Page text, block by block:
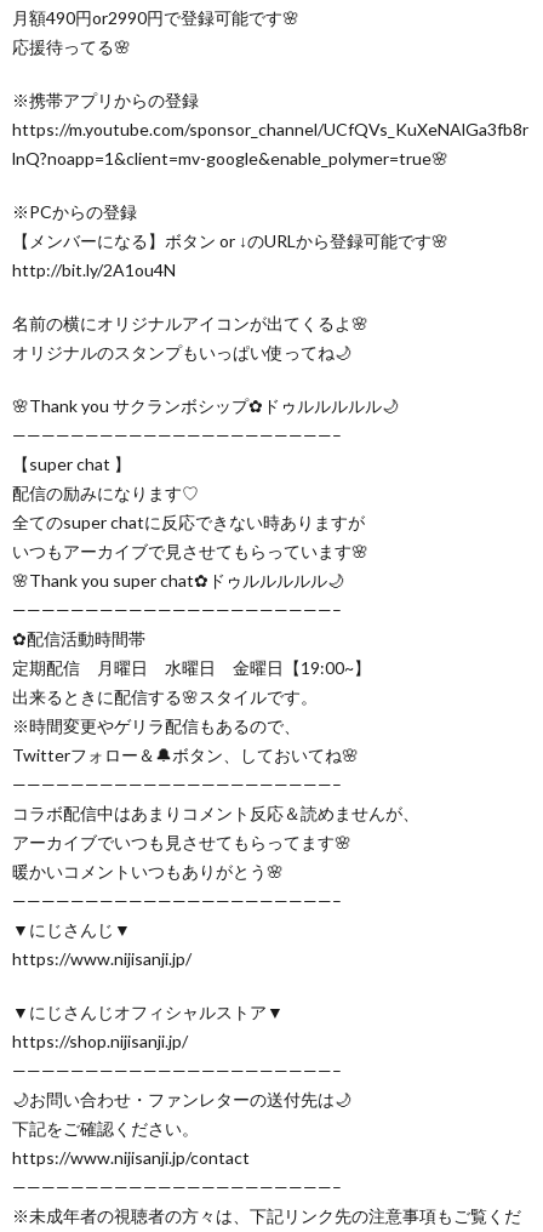
月額490円or2990円で登録可能です🌸
応援待ってる🌸
※携帯アプリからの登録
https://m.youtube.com/sponsor_channel/UCfQVs_KuXeNAlGa3fb8r
lnQ?noapp=1&client=mv-google&enable_polymer=true🌸
※PCからの登録
【メンバーになる】ボタン or ↓のURLから登録可能です🌸
http://bit.ly/2A1ou4N
名前の横にオリジナルアイコンが出てくるよ🌸
オリジナルのスタンプもいっぱい使ってね🌙
🌸Thank you サクランボシップ✿ドゥルルルルル🌙
——————————————————————–
【super chat 】
配信の励みになります♡
全てのsuper chatに反応できない時ありますが
いつもアーカイブで見させてもらっています🌸
🌸Thank you super chat✿ドゥルルルルル🌙
——————————————————————–
✿配信活動時間帯
定期配信 月曜日 水曜日 金曜日【19:00~】
出来るときに配信する🌸スタイルです。
※時間変更やゲリラ配信もあるので、
Twitterフォロー＆🔔ボタン、しておいてね🌸
——————————————————————–
コラボ配信中はあまりコメント反応＆読めませんが、
アーカイブでいつも見させてもらってます🌸
暖かいコメントいつもありがとう🌸
——————————————————————–
▼にじさんじ▼
https://www.nijisanji.jp/
▼にじさんじオフィシャルストア▼
https://shop.nijisanji.jp/
——————————————————————–
🌙お問い合わせ・ファンレターの送付先は🌙
下記をご確認ください。
https://www.nijisanji.jp/contact
——————————————————————–
※未成年者の視聴者の方々は、下記リンク先の注意事項もご覧くだ